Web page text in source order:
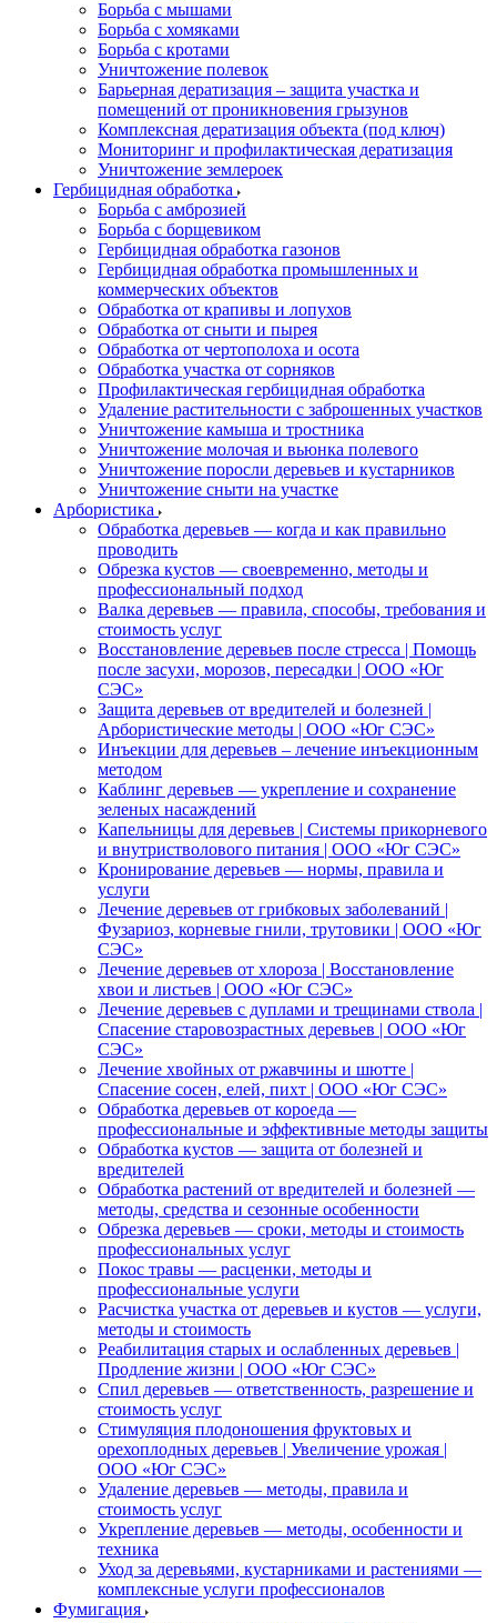
Борьба с мышами
Борьба с хомяками
Борьба с кротами
Уничтожение полевок
Барьерная дератизация – защита участка и
помещений от проникновения грызунов
Комплексная дератизация объекта (под ключ)
Мониторинг и профилактическая дератизация
Уничтожение землероек
Гербицидная обработка
Борьба с амброзией
Борьба с борщевиком
Гербицидная обработка газонов
Гербицидная обработка промышленных и
коммерческих объектов
Обработка от крапивы и лопухов
Обработка от сныти и пырея
Обработка от чертополоха и осота
Обработка участка от сорняков
Профилактическая гербицидная обработка
Удаление растительности с заброшенных участков
Уничтожение камыша и тростника
Уничтожение молочая и вьюнка полевого
Уничтожение поросли деревьев и кустарников
Уничтожение сныти на участке
Арбористика
Обработка деревьев — когда и как правильно
проводить
Обрезка кустов — своевременно, методы и
профессиональный подход
Валка деревьев — правила, способы, требования и
стоимость услуг
Восстановление деревьев после стресса | Помощь
после засухи, морозов, пересадки | ООО «Юг
СЭС»
Защита деревьев от вредителей и болезней |
Арбористические методы | ООО «Юг СЭС»
Инъекции для деревьев – лечение инъекционным
методом
Каблинг деревьев — укрепление и сохранение
зеленых насаждений
Капельницы для деревьев | Системы прикорневого
и внутристволового питания | ООО «Юг СЭС»
Кронирование деревьев — нормы, правила и
услуги
Лечение деревьев от грибковых заболеваний |
Фузариоз, корневые гнили, трутовики | ООО «Юг
СЭС»
Лечение деревьев от хлороза | Восстановление
хвои и листьев | ООО «Юг СЭС»
Лечение деревьев с дуплами и трещинами ствола |
Спасение старовозрастных деревьев | ООО «Юг
СЭС»
Лечение хвойных от ржавчины и шютте |
Спасение сосен, елей, пихт | ООО «Юг СЭС»
Обработка деревьев от короеда —
профессиональные и эффективные методы защиты
Обработка кустов — защита от болезней и
вредителей
Обработка растений от вредителей и болезней —
методы, средства и сезонные особенности
Обрезка деревьев — сроки, методы и стоимость
профессиональных услуг
Покос травы — расценки, методы и
профессиональные услуги
Расчистка участка от деревьев и кустов — услуги,
методы и стоимость
Реабилитация старых и ослабленных деревьев |
Продление жизни | ООО «Юг СЭС»
Спил деревьев — ответственность, разрешение и
стоимость услуг
Стимуляция плодоношения фруктовых и
орехоплодных деревьев | Увеличение урожая |
ООО «Юг СЭС»
Удаление деревьев — методы, правила и
стоимость услуг
Укрепление деревьев — методы, особенности и
техника
Уход за деревьями, кустарниками и растениями —
комплексные услуги профессионалов
Фумигация